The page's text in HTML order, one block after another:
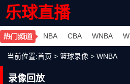
乐球直播
NBA CBA WNBA
当前位置:首页 > 篮球录像 > WNBA
录像回放